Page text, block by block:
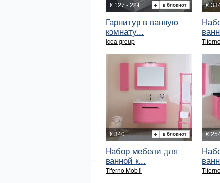
€ 127 - 224
Гарнитур в ванную
комнату...
Idea group
€
€ 340
Набор мебели для
ванной к...
Tiferno Mobili
€